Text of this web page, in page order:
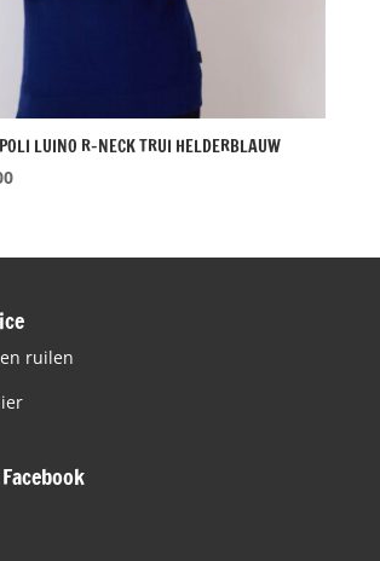
LUINO R-NECK TRUI HELDERBLAUW
Huidige
€65,00.
ruilen